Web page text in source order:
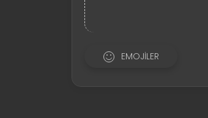
EMOJILER